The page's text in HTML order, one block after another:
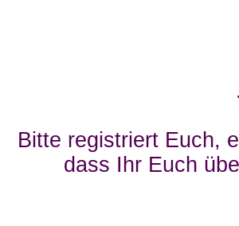
Bitte registriert Euch,
dass Ihr Euch